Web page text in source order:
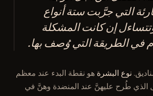
التي جرَّبت ستة أنواع
إن كانت المشكلة
في الطريقة التي وُصف بها.
نوع البشرة هو نقطة البدء عند معظم
الذي طُرح عليهنَّ عند المنضدة وهنَّ في